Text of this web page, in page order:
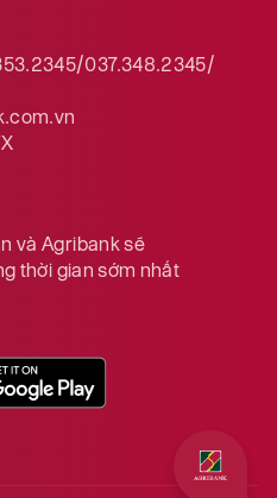
037.348.2345/
và Agribank sẽ
thời gian sớm nhất
Quý